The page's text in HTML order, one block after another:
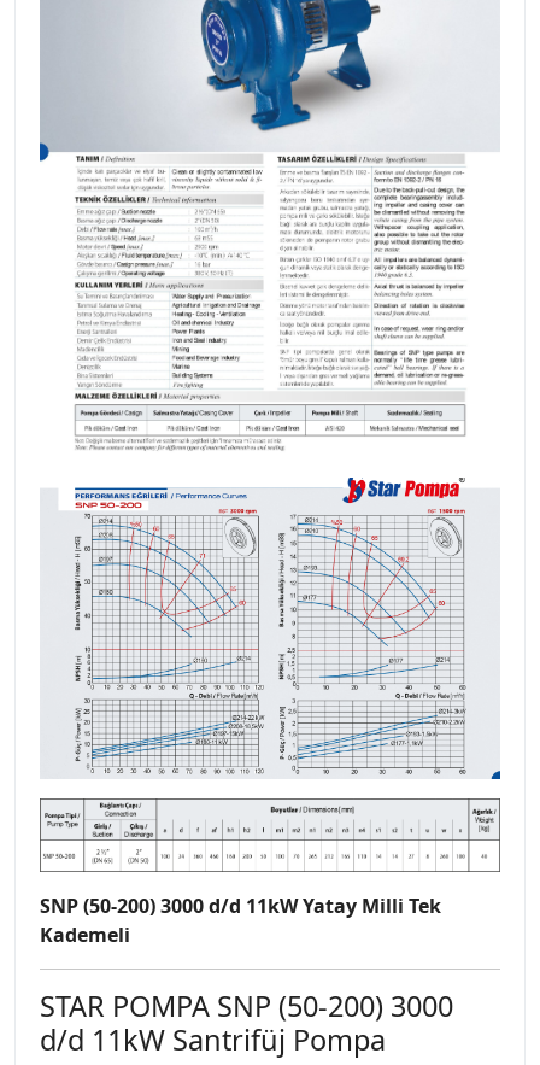
SNP (50-200) 3000 d/d 11kW Yatay Milli Tek
Kademeli
STAR POMPA SNP (50-200) 3000
d/d 11kW Santrifüj Pompa